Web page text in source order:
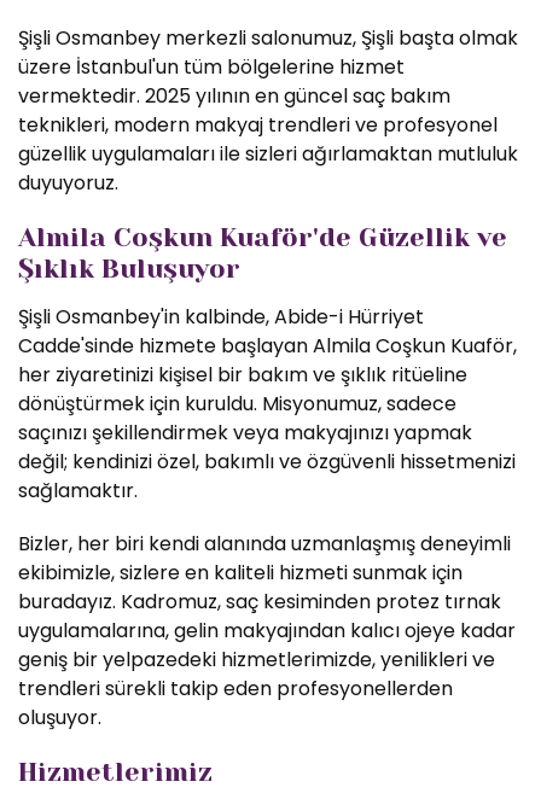
Şişli Osmanbey merkezli salonumuz, Şişli başta olmak
üzere İstanbul'un tüm bölgelerine hizmet
vermektedir. 2025 yılının en güncel saç bakım
teknikleri, modern makyaj trendleri ve profesyonel
güzellik uygulamaları ile sizleri ağırlamaktan mutluluk
duyuyoruz.
Almila Coşkun Kuaför'de Güzellik ve
Şıklık Buluşuyor
Şişli Osmanbey'in kalbinde, Abide-i Hürriyet
Cadde'sinde hizmete başlayan Almila Coşkun Kuaför,
her ziyaretinizi kişisel bir bakım ve şıklık ritüeline
dönüştürmek için kuruldu. Misyonumuz, sadece
saçınızı şekillendirmek veya makyajınızı yapmak
değil; kendinizi özel, bakımlı ve özgüvenli hissetmenizi
sağlamaktır.
Bizler, her biri kendi alanında uzmanlaşmış deneyimli
ekibimizle, sizlere en kaliteli hizmeti sunmak için
buradayız. Kadromuz, saç kesiminden protez tırnak
uygulamalarına, gelin makyajından kalıcı ojeye kadar
geniş bir yelpazedeki hizmetlerimizde, yenilikleri ve
trendleri sürekli takip eden profesyonellerden
oluşuyor.
Hizmetlerimiz